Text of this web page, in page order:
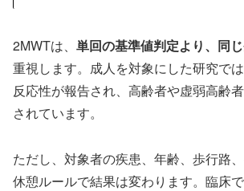
2MWTは、 単回の基準値判定より、同
重視します。成人を対象にした研究で
反応性が報告され、高齢者や虚弱高齢
されています。
ただし、対象者の疾患、年齢、歩行路、
休憩ルールで結果は変わります。臨床